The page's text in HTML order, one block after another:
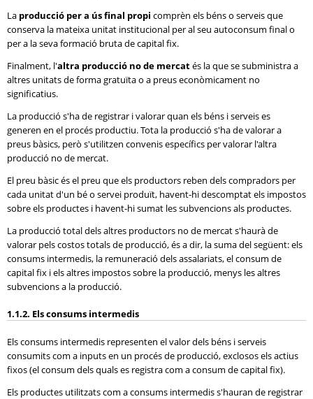
La producció per a ús final propi comprèn els béns o serveis que
conserva la mateixa unitat institucional per al seu autoconsum final o
per a la seva formació bruta de capital fix.
Finalment, l'altra producció no de mercatés la que se subministra a
altres unitats de forma gratuïta o a preus econòmicament no
significatius.
La producció s'ha de registrar i valorar quan els béns i serveis es
generen en el procés productiu. Tota la producció s'ha de valorar a
preus bàsics, però s'utilitzen convenis específics per valorar l'altra
producció no de mercat.
El preu bàsic és el preu que els productors reben dels compradors per
cada unitat d'un bé o servei produït, havent-hi descomptat els impostos
sobre els productes i havent-hi sumat les subvencions als productes.
La producció total dels altres productors no de mercat s'haurà de
valorar pels costos totals de producció, és a dir, la suma del següent: els
consums intermedis, la remuneració dels assalariats, el consum de
capital fix i els altres impostos sobre la producció, menys les altres
subvencions a la producció.
1.1.2. Els consums intermedis
Els consums intermedis representen el valor dels béns i serveis
consumits com a inputs en un procés de producció, exclosos els actius
fixos (el consum dels quals es registra com a consum de capital fix).
Els productes utilitzats com a consums intermedis s'hauran de registrar